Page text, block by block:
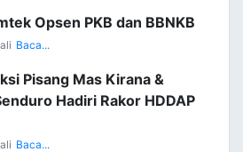
Opsen PKB dan BBNKB
Baca...
Pisang Mas Kirana &
Hadiri Rakor HDDAP
Baca...